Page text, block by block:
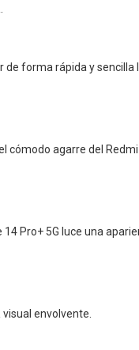
forma rápida y sencilla
cómodo agarre del Redmi
Pro+ 5G luce una
envolvente.